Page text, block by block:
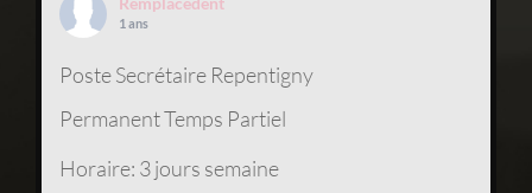
1 ans
Poste Secrétaire Repentigny
Permanent Temps Partiel
Horaire: 3 jours semaine